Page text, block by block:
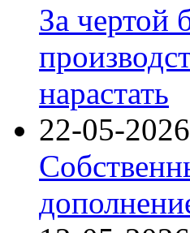
За чертой
нарастать
22-05-2026